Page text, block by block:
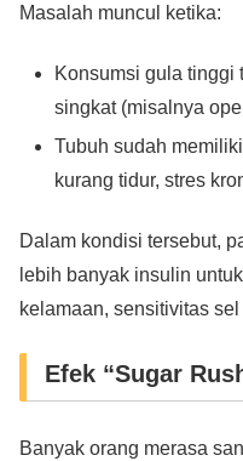
Masalah muncul ketika:
Konsumsi gula tinggi
singkat (misalnya
Tubuh sudah
kurang tidur, stres
Dalam kondisi tersebut,
lebih banyak insulin
kelamaan, sensitivitas
Efek “Sugar
Banyak orang merasa